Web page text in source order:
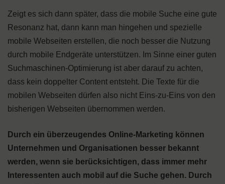
Zeigt es sich dann später, dass die mobile Suche eine gute
Resonanz hat, dann kann man hingehen und spezielle
mobile Webseiten erstellen, die noch besser die Nutzung
durch mobile Endgeräte unterstützen. Im Sinne einer guten
Suchmaschinen-Optimierung ist aber darauf zu achten,
dass kein doppelter Content entsteht. Die Texte für die
mobilen Webseiten dürfen also nicht Eins-zu-Eins von den
bisherigen Webseiten übernommen werden.
Durch ein überzeugendes Online-Marketing können
Unternehmen und Organisationen besser bekannt
werden, wenn sie berücksichtigen, dass immer mehr
Interessenten auch mobil auf die Suche gehen. Durch